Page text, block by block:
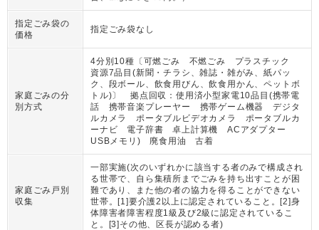
指定ごみ袋の
価格
指定ごみ袋なし
家庭ごみの分
別方式
4分別10種〔可燃ごみ 不燃ごみ プラスチック
資源7品目(新聞・チラシ、雑誌・雑がみ、紙パッ
ク、段ボール、飲食用びん、飲食用かん、ペットボ
トル)〕 拠点回収：使用済小型家電10品目(携帯電
話 携帯音楽プレーヤー 携帯ゲーム機器 デジタ
ルカメラ ポータブルビデオカメラ ポータブルカ
ーナビ 電子辞書 卓上計算機 ACアダプター
USBメモリ) 廃食用油 古着
家庭ごみ戸別
収集
一部実施(次のいずれかに該当する者のみで構成され
る世帯で、自ら集積所までごみを持ち出すことが困
難であり、また他の者の協力を得ることができない
世帯。[1]要介護2以上に認定されていること。[2]身
体障害者障害程度1級及び2級に認定されているこ
と。[3]その他、区長が認める者)